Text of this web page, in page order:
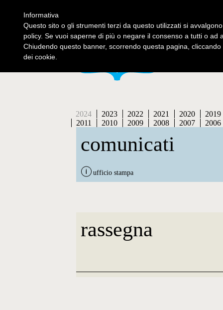
contatti
2024 2023 2022 2021 2020
2019
2011
2010 2009 2008 2007 2006
comunicati
ufficio stampa
rassegna
Informativa
Questo sito o gli strumenti terzi da questo utilizzati si
policy. Se vuoi saperne di più o negare il consenso a tutti o ad
Chiudendo questo banner, scorrendo questa pagina,
dei cookie.